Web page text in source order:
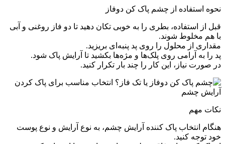
نحوه استفاده از چشم پاک کن دوفاز
قبل از استفاده، بطری را به خوبی تکان دهید تا دو فاز روغنی و آبی
با هم مخلوط شوند.
مقداری از محلول را روی پد پنبه‌ای بریزید.
پد را به آرامی روی پلک‌ها و مژه‌ها بکشید تا آرایش پاک شود.
در صورت نیاز، این کار را چند بار تکرار کنید.
نکات مهم
هنگام انتخاب پاک کننده آرایش چشم، به نوع آرایش و نوع پوست
خود توجه کنید.